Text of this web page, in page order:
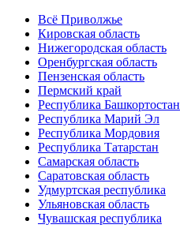
Всё Приволжье
Кировская область
Нижегородская область
Оренбургская область
Пензенская область
Пермский край
Республика Башкортостан
Республика Марий Эл
Республика Мордовия
Республика Татарстан
Самарская область
Саратовская область
Удмуртская республика
Ульяновская область
Чувашская республика